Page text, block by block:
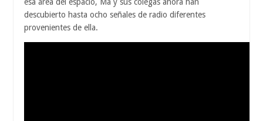
descubierto hasta ocho señales de radio diferentes
provenientes de ella.